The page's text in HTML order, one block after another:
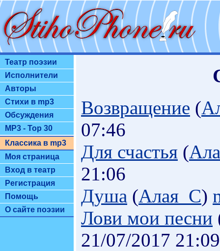
Театр поэзии
Исполнители
Авторы
Стихи в mp3
Обсуждения
MP3 - Top 30
Классика в mp3
Моя страница
Вход в театр
Регистрация
Помощь
О сайте поэзии
Возвращение (
07:46
Для счастья (
21:06
Душа (Алая_С)
Лови мои песни
21/07/2017 21:09